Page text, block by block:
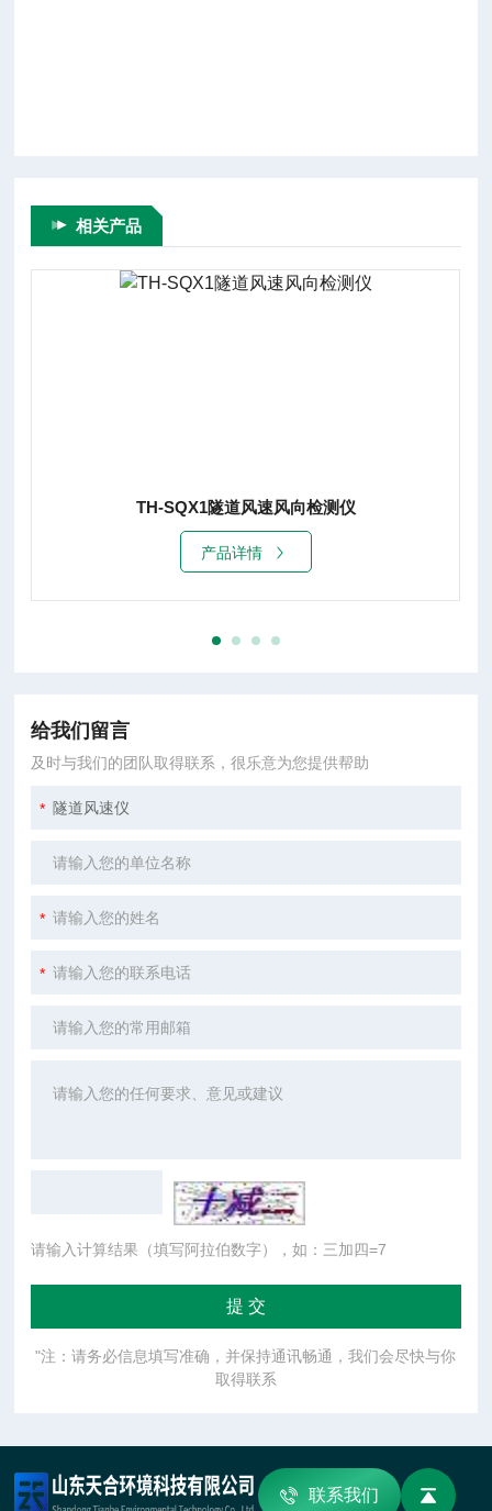
相关产品
TH-SQX1隧道超声波风速风向检测仪器
产品详情
给我们留言
及时与我们的团队取得联系，很乐意为您提供帮助
请输入计算结果（填写阿拉伯数字），如：三加四=7
"注：请务必信息填写准确，并保持通讯畅通，我们会尽快与你
取得联系
联系我们